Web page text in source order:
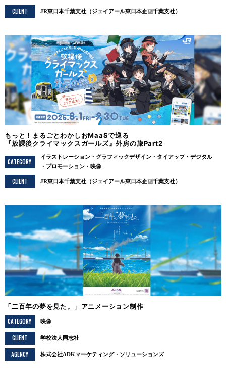
CLIENT JR東日本千葉支社（ジェイアール東日本企画千葉支社）
もっと！まるごとわかしおMaaSで巡る
『放課後クライマックスガールズ』外房の旅Part2
CATEGORY
イラストレーション グラフィックデザイン タイアップ
デジタル
プロモーション
映像
CLIENT JR東日本千葉支社（ジェイアール東日本企画千葉支社）
「二百年の夢を見た。」アニメーション制作
CATEGORY
映像
CLIENT 学校法人同志社
AGENCY 株式会社ADKマーケティング・ソリューションズ